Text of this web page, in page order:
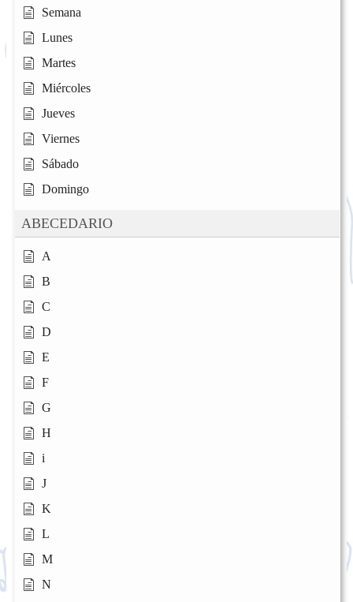
Semana
Lunes
Martes
Miércoles
Jueves
Viernes
Sábado
Domingo
ABECEDARIO
A
B
C
D
E
F
G
H
i
J
K
L
M
N